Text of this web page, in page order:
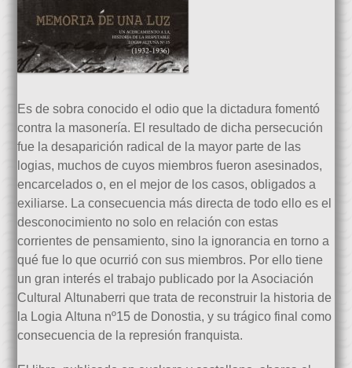
Es de sobra conocido el odio que la dictadura fomentó
contra la masonería. El resultado de dicha persecución
fue la desaparición radical de la mayor parte de las
logias, muchos de cuyos miembros fueron asesinados,
encarcelados o, en el mejor de los casos, obligados a
exiliarse. La consecuencia más directa de todo ello es el
desconocimiento no solo en relación con estas
corrientes de pensamiento, sino la ignorancia en torno a
qué fue lo que ocurrió con sus miembros. Por ello tiene
un gran interés el trabajo publicado por la Asociación
Cultural Altunaberri que trata de reconstruir la historia de
la Logia Altuna nº15 de Donostia, y su trágico final como
consecuencia de la represión franquista.